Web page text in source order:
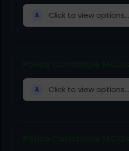
A Click to view options...
A Click to view options...